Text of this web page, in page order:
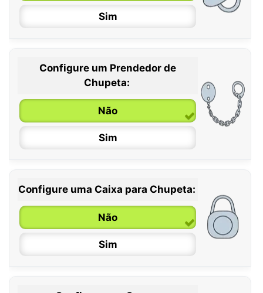
Sim
0 / 6 meses
6 / 36 meses
Configure um Prendedor de
Chupeta:
Não
Sim
Configure uma Caixa para Chupeta:
Não
Sim